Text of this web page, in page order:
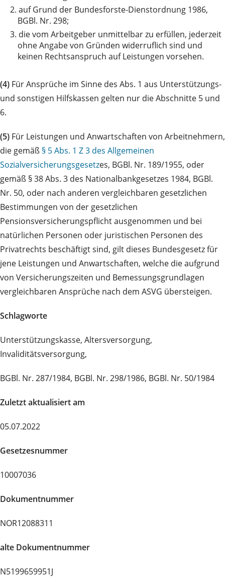
2. auf Grund der Bundesforste-Dienstordnung 1986,
BGBl. Nr. 298;
3. die vom Arbeitgeber unmittelbar zu erfüllen, jederzeit
ohne Angabe von Gründen widerruflich sind und
keinen Rechtsanspruch auf Leistungen vorsehen.
(4) Für Ansprüche im Sinne des Abs. 1 aus Unterstützungs-
und sonstigen Hilfskassen gelten nur die Abschnitte 5 und
6.
(5) Für Leistungen und Anwartschaften von Arbeitnehmern,
die gemäß § 5 Abs. 1 Z 3 des Allgemeinen
Sozialversicherungsgesetzes, BGBl. Nr. 189/1955, oder
gemäß § 38 Abs. 3 des Nationalbankgesetzes 1984, BGBl.
Nr. 50, oder nach anderen vergleichbaren gesetzlichen
Bestimmungen von der gesetzlichen
Pensionsversicherungspflicht ausgenommen und bei
natürlichen Personen oder juristischen Personen des
Privatrechts beschäftigt sind, gilt dieses Bundesgesetz für
jene Leistungen und Anwartschaften, welche die aufgrund
von Versicherungszeiten und Bemessungsgrundlagen
vergleichbaren Ansprüche nach dem ASVG übersteigen.
Schlagworte
Unterstützungskasse, Altersversorgung,
Invaliditätsversorgung,
BGBl. Nr. 287/1984, BGBl. Nr. 298/1986, BGBl. Nr. 50/1984
Zuletzt aktualisiert am
05.07.2022
Gesetzesnummer
10007036
Dokumentnummer
NOR12088311
alte Dokumentnummer
N5199659951J